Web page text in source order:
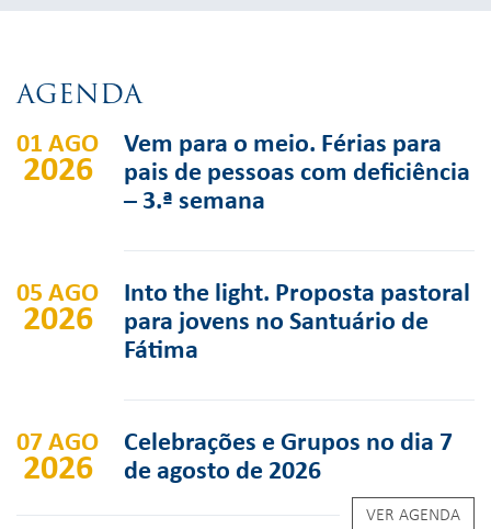
AGENDA
01 AGO
2026
Vem para o meio. Férias para
pais de pessoas com deficiência
– 3.ª semana
05 AGO
2026
Into the light. Proposta pastoral
para jovens no Santuário de
Fátima
07 AGO
2026
Celebrações e Grupos no dia 7
de agosto de 2026
VER AGENDA